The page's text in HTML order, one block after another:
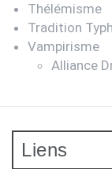
Thélémisme
Tradition
Vampirisme
Alliance
Liens